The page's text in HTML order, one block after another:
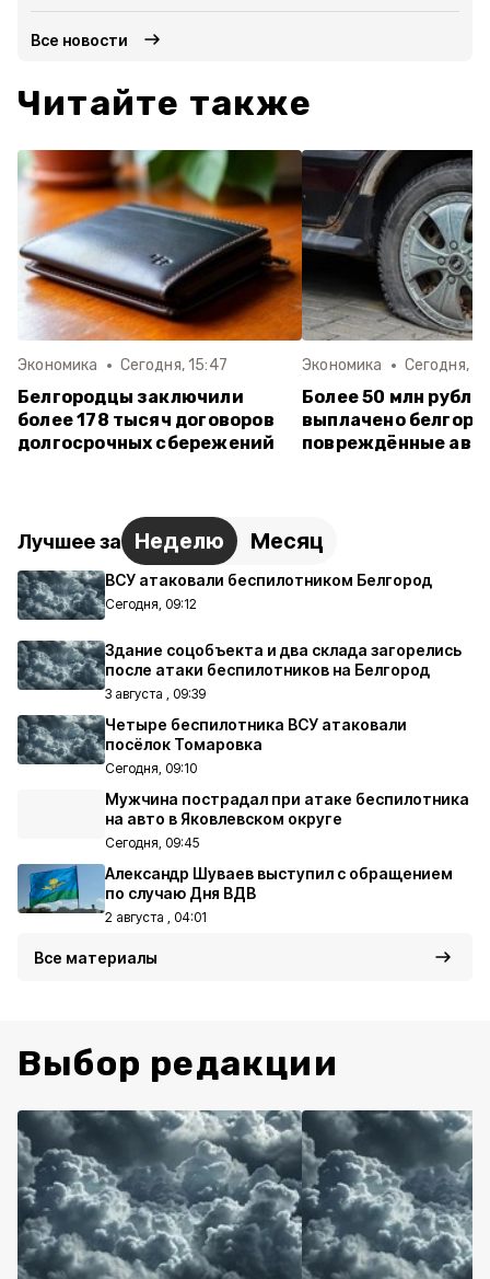
Все новости
Читайте также
Экономика Сегодня, 15:47
Белгородцы заключили
более 178 тысяч договоров
долгосрочных сбережений
Экономика Сегодня,
Более 50 млн
выплачено
повреждённые
Лучшее за Неделю Месяц
ВСУ атаковали беспилотником Белгород
Сегодня, 09:12
Здание соцобъекта и два склада загорелись
после атаки беспилотников на Белгород
3 августа , 09:39
Четыре беспилотника ВСУ атаковали
посёлок Томаровка
Сегодня, 09:10
Мужчина пострадал при атаке беспилотника
на авто в Яковлевском округе
Сегодня, 09:45
Александр Шуваев выступил с обращением
по случаю Дня ВДВ
2 августа , 04:01
Все материалы
Выбор редакции